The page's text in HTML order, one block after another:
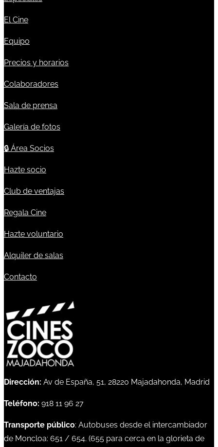
El Cine
Equipo
Precios y horarios
Colaboradores
Sala de prensa
Galería de fotos
🔒 Área Socios
Hazte socio
Club de ventajas
Regala Cine
Hazte voluntario
Alquiler de salas
Contacto
Dirección: Av de España, 51, 28220 Majadahonda, Madrid
Teléfono: 918 11 96 27
Transporte público: Autobuses desde el intercambiador
de Moncloa: 651 / 654. (655 para cerca en la glorieta de